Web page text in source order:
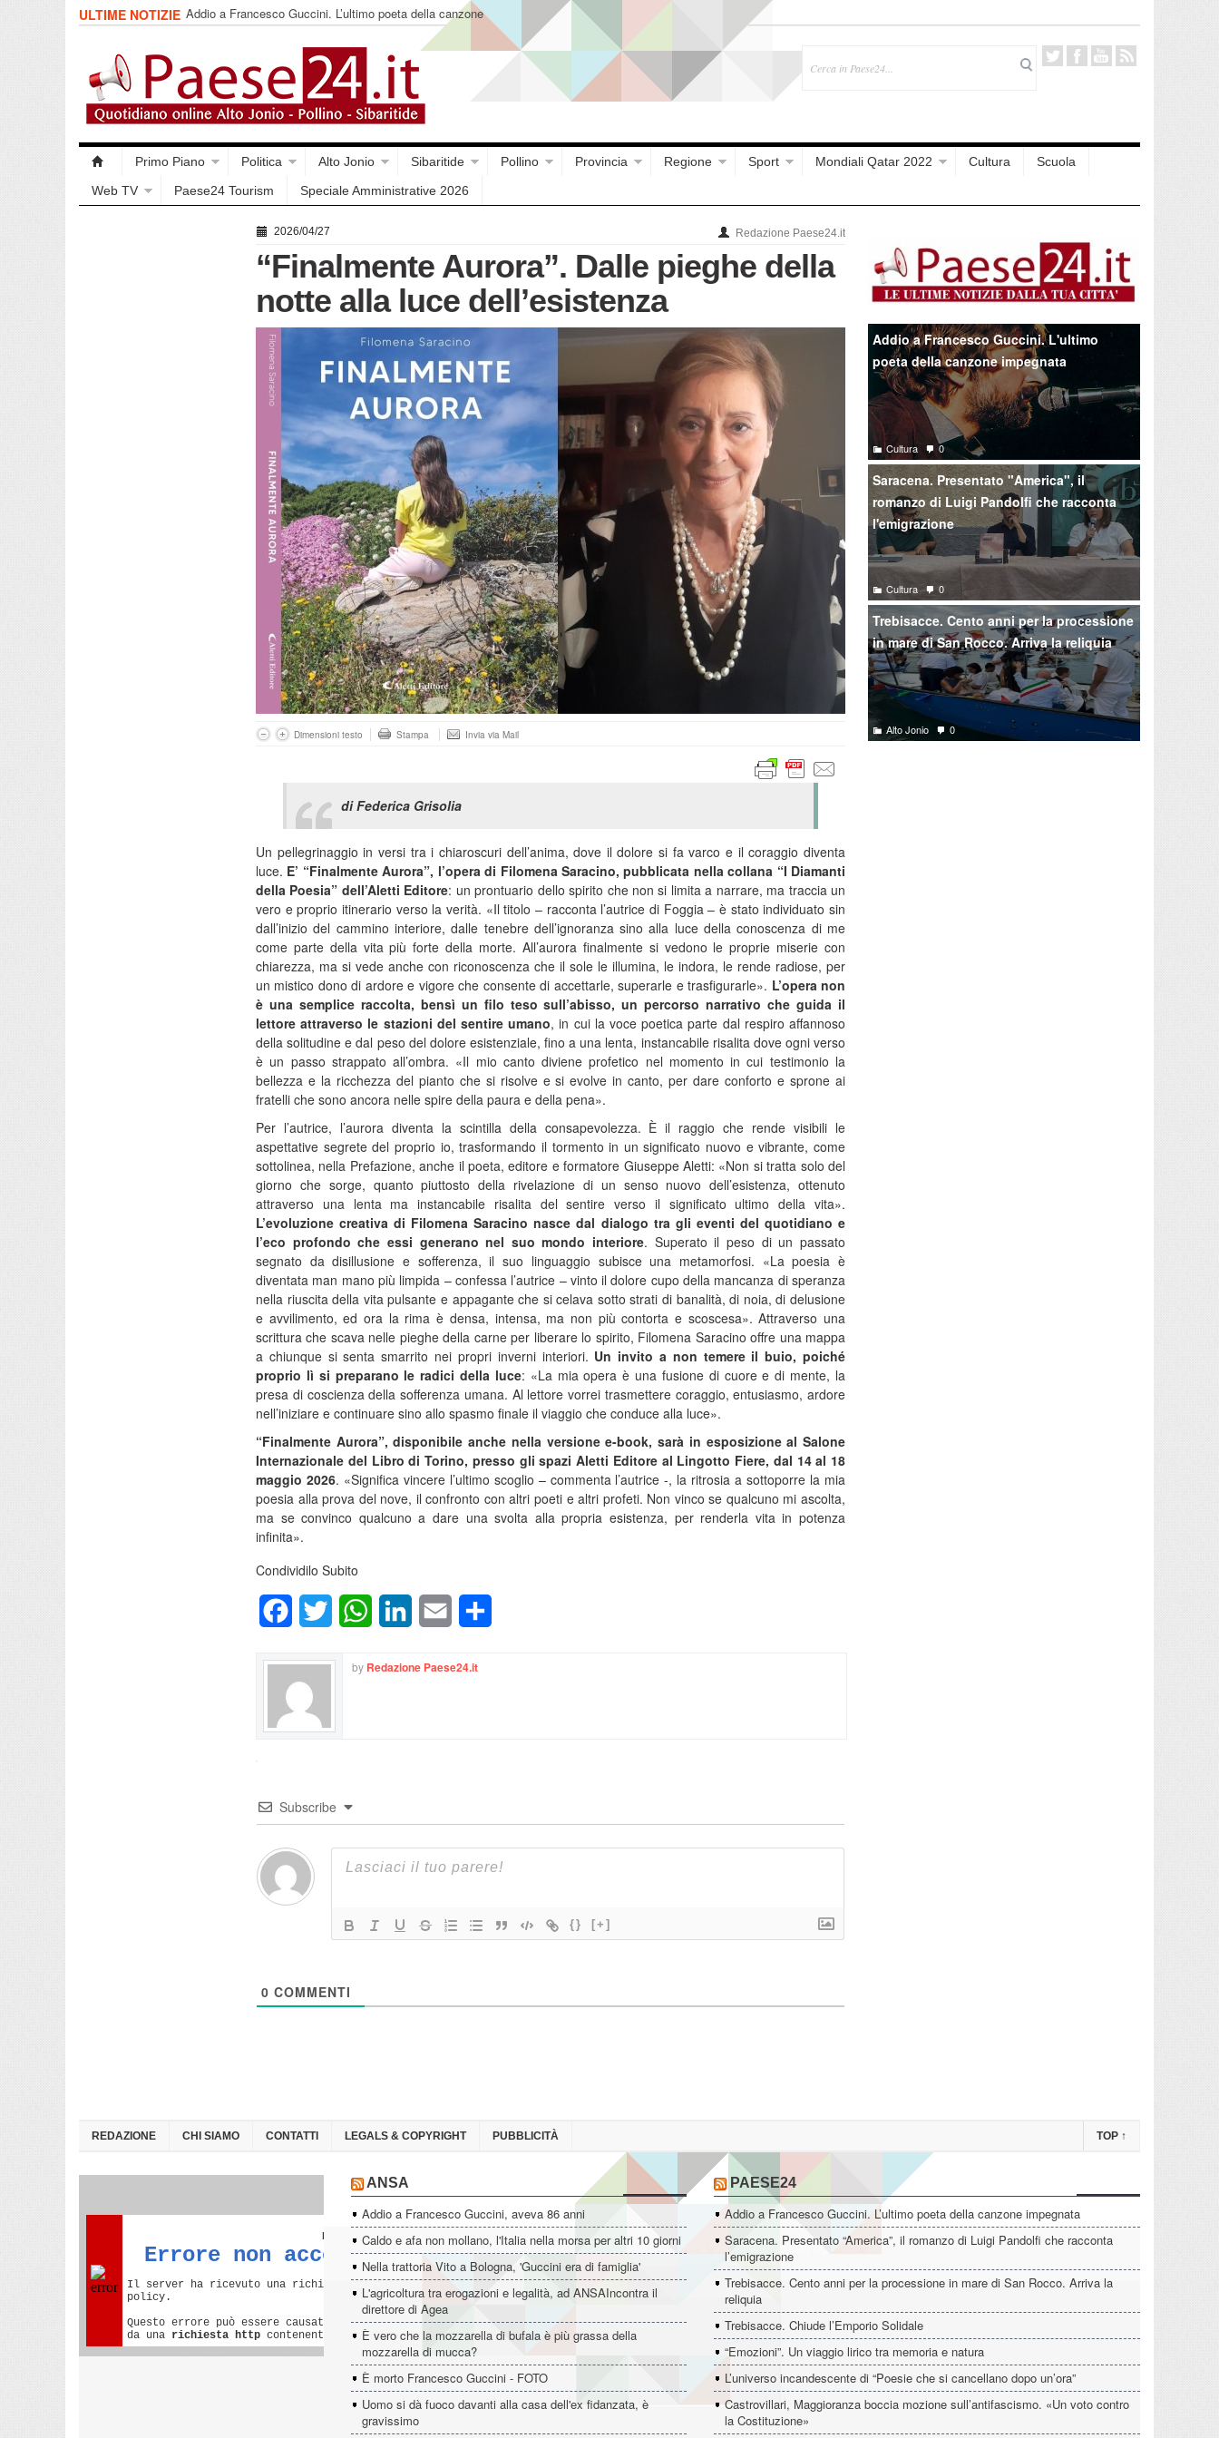
ULTIME NOTIZIE Addio a Francesco Guccini. L’ultimo poeta della canzone
impegnata
Primo Piano Politica Alto Jonio Sibaritide Pollino Provincia Regione Sport Mondiali Qatar 2022 Cultura
Scuola
Web TV
Paese24 Tourism Speciale Amministrative 2026
2026/04/27 Redazione Paese24.it
“Finalmente Aurora”. Dalle pieghe della
notte alla luce dell’esistenza
Dimensioni testo Stampa Invia via Mail
di Federica Grisolia
Un pellegrinaggio in versi tra i chiaroscuri dell’anima, dove il dolore si fa varco e il coraggio diventa
luce. E’ “Finalmente Aurora”, l’opera di Filomena Saracino, pubblicata nella collana “I Diamanti
della Poesia” dell’Aletti Editore: un prontuario dello spirito che non si limita a narrare, ma traccia un
vero e proprio itinerario verso la verità. «Il titolo – racconta l’autrice di Foggia – è stato individuato sin
dall’inizio del cammino interiore, dalle tenebre dell’ignoranza sino alla luce della conoscenza di me
come parte della vita più forte della morte. All’aurora finalmente si vedono le proprie miserie con
chiarezza, ma si vede anche con riconoscenza che il sole le illumina, le indora, le rende radiose, per
un mistico dono di ardore e vigore che consente di accettarle, superarle e trasfigurarle». L’opera non
è una semplice raccolta, bensì un filo teso sull’abisso, un percorso narrativo che guida il
lettore attraverso le stazioni del sentire umano, in cui la voce poetica parte dal respiro affannoso
della solitudine e dal peso del dolore esistenziale, fino a una lenta, instancabile risalita dove ogni verso
è un passo strappato all’ombra. «Il mio canto diviene profetico nel momento in cui testimonio la
bellezza e la ricchezza del pianto che si risolve e si evolve in canto, per dare conforto e sprone ai
fratelli che sono ancora nelle spire della paura e della pena».
Per l’autrice, l’aurora diventa la scintilla della consapevolezza. È il raggio che rende visibili le
aspettative segrete del proprio io, trasformando il tormento in un significato nuovo e vibrante, come
sottolinea, nella Prefazione, anche il poeta, editore e formatore Giuseppe Aletti: «Non si tratta solo del
giorno che sorge, quanto piuttosto della rivelazione di un senso nuovo dell’esistenza, ottenuto
attraverso una lenta ma instancabile risalita del sentire verso il significato ultimo della vita».
L’evoluzione creativa di Filomena Saracino nasce dal dialogo tra gli eventi del quotidiano e
l’eco profondo che essi generano nel suo mondo interiore. Superato il peso di un passato
segnato da disillusione e sofferenza, il suo linguaggio subisce una metamorfosi. «La poesia è
diventata man mano più limpida – confessa l’autrice – vinto il dolore cupo della mancanza di speranza
nella riuscita della vita pulsante e appagante che si celava sotto strati di banalità, di noia, di delusione
e avvilimento, ed ora la rima è densa, intensa, ma non più contorta e scoscesa». Attraverso una
scrittura che scava nelle pieghe della carne per liberare lo spirito, Filomena Saracino offre una mappa
a chiunque si senta smarrito nei propri inverni interiori. Un invito a non temere il buio, poiché
proprio lì si preparano le radici della luce: «La mia opera è una fusione di cuore e di mente, la
presa di coscienza della sofferenza umana. Al lettore vorrei trasmettere coraggio, entusiasmo, ardore
nell’iniziare e continuare sino allo spasmo finale il viaggio che conduce alla luce».
“Finalmente Aurora”, disponibile anche nella versione e-book, sarà in esposizione al Salone
Internazionale del Libro di Torino, presso gli spazi Aletti Editore al Lingotto Fiere, dal 14 al 18
maggio 2026. «Significa vincere l’ultimo scoglio – commenta l’autrice -, la ritrosia a sottoporre la mia
poesia alla prova del nove, il confronto con altri poeti e altri profeti. Non vinco se qualcuno mi ascolta,
ma se convinco qualcuno a dare una svolta alla propria esistenza, per renderla vita in potenza
infinita».
Condividilo Subito
FacebookTwitter WhatsAppLinkedInEmail
by Redazione Paese24.it
Subscribe
{} [+]
0 COMMENTI
Addio a Francesco Guccini. L'ultimo
poeta della canzone impegnata
Cultura 0
Saracena. Presentato "America", il
romanzo di Luigi Pandolfi che racconta
l'emigrazione
Cultura 0
Trebisacce. Cento anni per la processione
in mare di San Rocco. Arriva la reliquia
Alto Jonio 0
REDAZIONE CHI SIAMO CONTATTI LEGALS & COPYRIGHT PUBBLICITÀ TOP ↑
ANSA
Addio a Francesco Guccini, aveva 86 anni
Caldo e afa non mollano, l'Italia nella morsa per altri 10 giorni
Nella trattoria Vito a Bologna, 'Guccini era di famiglia'
L'agricoltura tra erogazioni e legalità, ad ANSAIncontra il
direttore di Agea
È vero che la mozzarella di bufala è più grassa della
mozzarella di mucca?
È morto Francesco Guccini - FOTO
Uomo si dà fuoco davanti alla casa dell'ex fidanzata, è
gravissimo
PAESE24
Addio a Francesco Guccini. L’ultimo poeta della canzone impegnata
Saracena. Presentato “America”, il romanzo di Luigi Pandolfi che racconta
l’emigrazione
Trebisacce. Cento anni per la processione in mare di San Rocco. Arriva la
reliquia
Trebisacce. Chiude l’Emporio Solidale
“Emozioni”. Un viaggio lirico tra memoria e natura
L’universo incandescente di “Poesie che si cancellano dopo un’ora”
Castrovillari, Maggioranza boccia mozione sull’antifascismo. «Un voto contro
la Costituzione»